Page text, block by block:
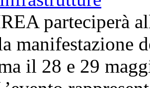
parteciperà
manifestazione
il 28 e 29